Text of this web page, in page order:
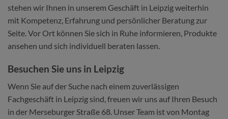
stehen wir Ihnen in unserem Geschäft in Leipzig weiterhin
mit Kompetenz, Erfahrung und persönlicher Beratung zur
Seite. Vor Ort können Sie sich in Ruhe informieren, Produkte
ansehen und sich individuell beraten lassen.
Besuchen Sie uns in Leipzig
Wenn Sie auf der Suche nach einem zuverlässigen
Fachgeschäft in Leipzig sind, freuen wir uns auf Ihren Besuch
in der Merseburger Straße 68. Unser Team ist von Montag